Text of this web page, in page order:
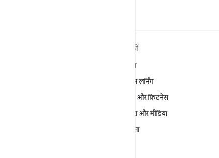
खोजें
गेमिंग
मशीन लर्निंग
सेहत और फ़िटनेस
कैमरा और मीडिया
निजता